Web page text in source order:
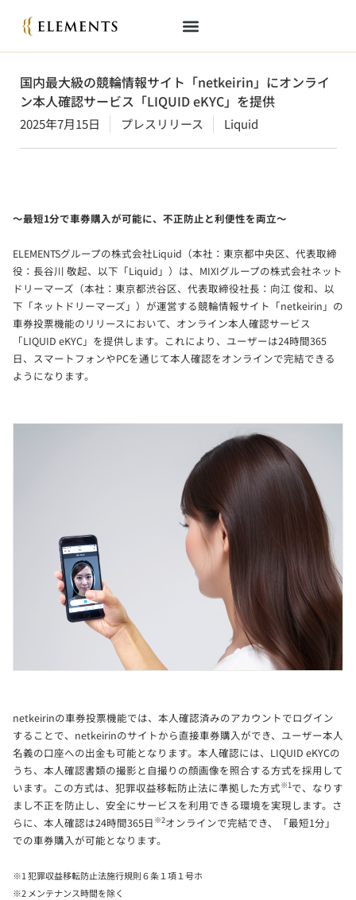
国内最大級の競輪情報サイト「netkeirin」にオンライ
ン本人確認サービス「LIQUID eKYC」を提供
2025年7月15日 プレスリリース Liquid
～最短1分で車券購入が可能に、不正防止と利便性を両立～
ELEMENTSグループの株式会社Liquid（本社：東京都中央区、代表取締
役：長谷川 敬起、以下「Liquid」）は、MIXIグループの株式会社ネット
ドリーマーズ（本社：東京都渋谷区、代表取締役社長：向江 俊和、以
下「ネットドリーマーズ」）が運営する競輪情報サイト「netkeirin」の
車券投票機能のリリースにおいて、オンライン本人確認サービス
「LIQUID eKYC」を提供します。これにより、ユーザーは24時間365
日、スマートフォンやPCを通じて本人確認をオンラインで完結できる
ようになります。
netkeirinの車券投票機能では、本人確認済みのアカウントでログイン
することで、netkeirinのサイトから直接車券購入ができ、ユーザー本人
名義の口座への出金も可能となります。本人確認には、LIQUID eKYCの
うち、本人確認書類の撮影と自撮りの顔画像を照合する方式を採用して
います。この方式は、犯罪収益移転防止法に準拠した方式※1で、なりす
まし不正を防止し、安全にサービスを利用できる環境を実現します。さ
らに、本人確認は24時間365日 ※2オンラインで完結でき、「最短1分」
での車券購入が可能となります。
※1 犯罪収益移転防止法施行規則６条１項１号ホ
※2 メンテナンス時間を除く